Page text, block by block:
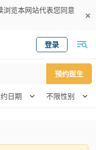
浏览本网站代表您同意
登录
预约医生
日期